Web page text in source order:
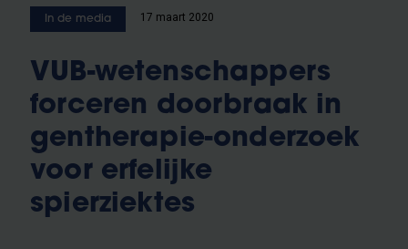
In de media 17 maart 2020
VUB-wetenschappers
forceren doorbraak in
gentherapie-onderzoek
voor erfelijke
spierziektes